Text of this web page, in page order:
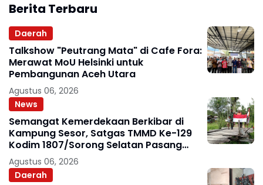
Berita Terbaru
Daerah
Talkshow "Peutrang Mata" di Cafe Fora:
Merawat MoU Helsinki untuk
Pembangunan Aceh Utara
Agustus 06, 2026
News
Semangat Kemerdekaan Berkibar di
Kampung Sesor, Satgas TMMD Ke-129
Kodim 1807/Sorong Selatan Pasang
Bendera Merah Putih
Agustus 06, 2026
Daerah